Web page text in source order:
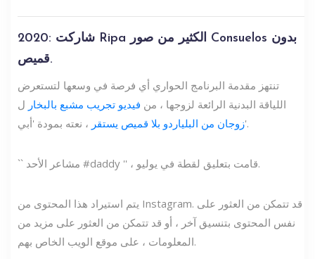
2020: شاركت Ripa الكثير من صور Consuelos بدون
قميص.
تنتهز مقدمة البرنامج الحواري أي فرصة في وسعها لتستعرض
اللياقة البدنية الرائعة لزوجها ، من فيديو تجريب مشبع بالبخار ل
زوجان من البلياردو بلا قميص يستقر، نعته بمودة 'أبي'.
`` مشاعر الأحد #daddy '' ، قامت بتعليق لقطة في يوليو.
يتم استيراد هذا المحتوى من Instagram. قد تتمكن من العثور على
نفس المحتوى بتنسيق آخر ، أو قد تتمكن من العثور على مزيد من
المعلومات ، على موقع الويب الخاص بهم.